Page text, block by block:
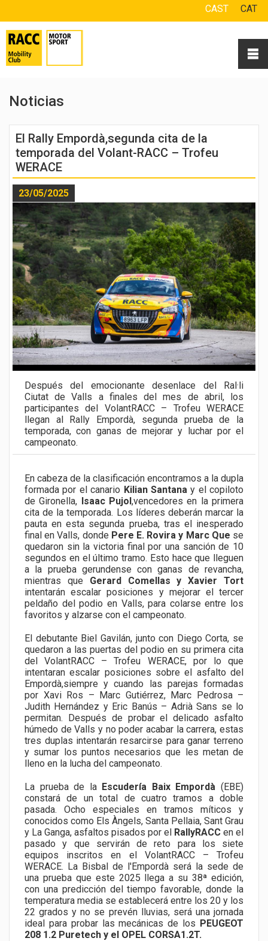
CAST CAT
Noticias
El Rally Empordà,segunda cita de la
temporada del Volant-RACC – Trofeu
WERACE
23/05/2025
Después del emocionante desenlace del Ral·li
Ciutat de Valls a finales del mes de abril, los
participantes del VolantRACC – Trofeu WERACE
llegan al Rally Empordà, segunda prueba de la
temporada, con ganas de mejorar y luchar por el
campeonato.
En cabeza de la clasificación encontramos a la dupla
formada por el canario Kilian Santanay el copiloto
de Gironella, Isaac Pujol,vencedores en la primera
cita de la temporada. Los líderes deberán marcar la
pauta en esta segunda prueba, tras el inesperado
final en Valls, donde Pere E. Rovira y Marc Que se
quedaron sin la victoria final por una sanción de 10
segundos en el último tramo. Esto hace que lleguen
a la prueba gerundense con ganas de revancha,
mientras que Gerard Comellas y Xavier Tort
intentarán escalar posiciones y mejorar el tercer
peldaño del podio en Valls, para colarse entre los
favoritos y alzarse con el campeonato.
El debutante Biel Gavilán, junto con Diego Corta, se
quedaron a las puertas del podio en su primera cita
del VolantRACC – Trofeu WERACE, por lo que
intentaran escalar posiciones sobre el asfalto del
Empordà,siempre y cuando las parejas formadas
por Xavi Ros – Marc Gutiérrez, Marc Pedrosa –
Judith Hernández y Eric Banús – Adrià Sans se lo
permitan. Después de probar el delicado asfalto
húmedo de Valls y no poder acabar la carrera, estas
tres duplas intentarán resarcirse para ganar terreno
y sumar los puntos necesarios que les metan de
lleno en la lucha del campeonato.
La prueba de la Escudería Baix Empordà (EBE)
constará de un total de cuatro tramos a doble
pasada. Ocho especiales en tramos míticos y
conocidos como Els Àngels, Santa Pellaia, Sant Grau
y La Ganga, asfaltos pisados por el RallyRACC en el
pasado y que servirán de reto para los siete
equipos inscritos en el VolantRACC – Trofeu
WERACE. La Bisbal de l'Empordà será la sede de
una prueba que este 2025 llega a su 38ª edición,
con una predicción del tiempo favorable, donde la
temperatura media se establecerá entre los 20 y los
22 grados y no se prevén lluvias, será una jornada
ideal para probar las mecánicas de los PEUGEOT
208 1.2 Puretech y el OPEL CORSA1.2T.